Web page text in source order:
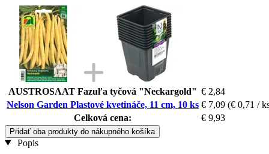
AUSTROSAAT Fazuľa tyčová "Neckargold" € 2,84
Nelson Garden Plastové kvetináče, 11 cm, 10 ks € 7,09 (€ 0,71 /
Celková cena:
€ 9,93
Pridať oba produkty do nákupného košíka
Popis